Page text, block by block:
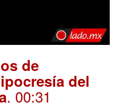
de
del
. 00:31